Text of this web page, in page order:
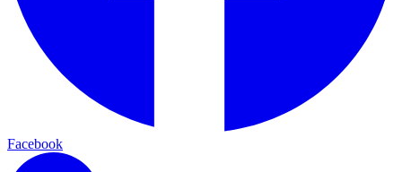
Facebook